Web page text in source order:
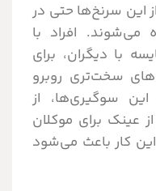
این سرنخ‌ها حتی در
افراد با
با دیگران، برای
سخت‌تری روبرو
سوگیری‌ها، از
عینک برای موکلان
کار باعث می‌شود